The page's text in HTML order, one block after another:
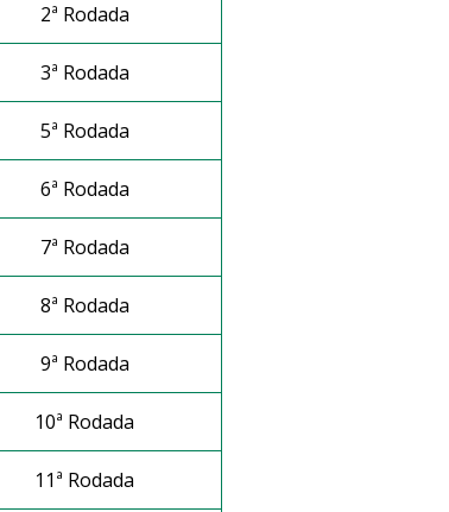
2ª Rodada
3ª Rodada
5ª Rodada
6ª Rodada
7ª Rodada
8ª Rodada
9ª Rodada
10ª Rodada
11ª Rodada